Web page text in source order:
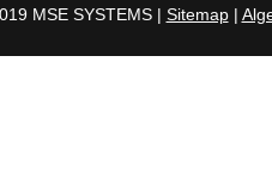
MSE SYSTEMS | Sitemap|